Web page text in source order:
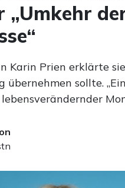
Karin Prien erklärte
übernehmen sollte.